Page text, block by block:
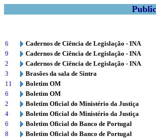
6
Cadernos de Ciência de Legislação - INA
9
Cadernos de Ciência de Legislação - INA
2
Cadernos de Ciência de Legislação - INA
3
Brasões da sala de Sintra
11
Boletim OM
6
Boletim OM
2
Boletim Oficial do Ministério da Justiça
4
Boletim Oficial do Ministério da Justiça
6
Boletim Oficial do Banco de Portugal
8
Boletim Oficial do Banco de Portugal